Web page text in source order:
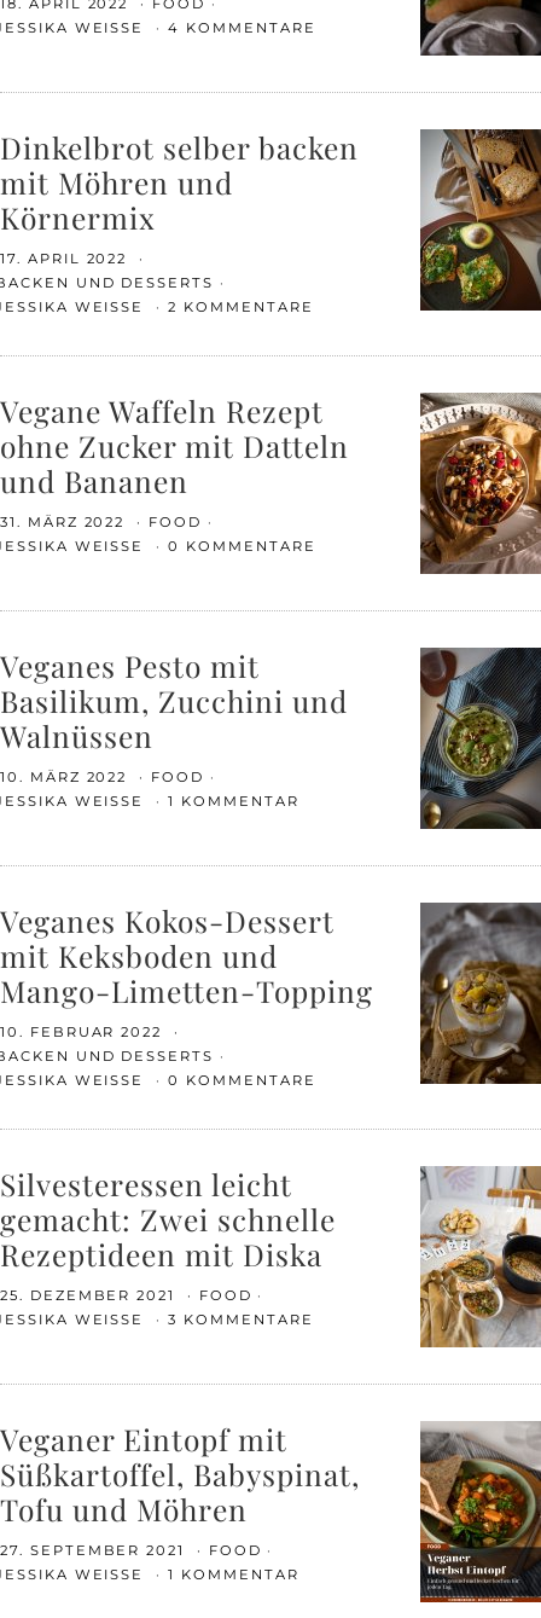
18. APRIL 2022
FOOD
WEISSE
4 KOMMENTARE
Dinkelbrot selber backen
mit Möhren und
Körnermix
17. APRIL 2022
UND DESSERTS
WEISSE
2 KOMMENTARE
Vegane Waffeln Rezept
ohne Zucker mit Datteln
und Bananen
31. MÄRZ 2022
FOOD
WEISSE
0 KOMMENTARE
Veganes Pesto mit
Basilikum, Zucchini und
Walnüssen
10. MÄRZ 2022
FOOD
WEISSE
1 KOMMENTAR
Veganes Kokos-Dessert
mit Keksboden und
Mango-Limetten-Topping
10. FEBRUAR 2022
UND DESSERTS
WEISSE
0 KOMMENTARE
Silvesteressen leicht
gemacht: Zwei schnelle
Rezeptideen mit Diska
25. DEZEMBER 2021
FOOD
WEISSE
3 KOMMENTARE
Veganer Eintopf mit
Süßkartoffel, Babyspinat,
Tofu und Möhren
27. SEPTEMBER 2021
FOOD
WEISSE
1 KOMMENTAR